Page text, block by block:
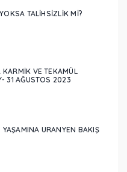
TALİHSİZLİK Mİ?
VE TEKAMÜL
31 AĞUSTOS 2023
YAŞAMINA URANYEN BAKIŞ